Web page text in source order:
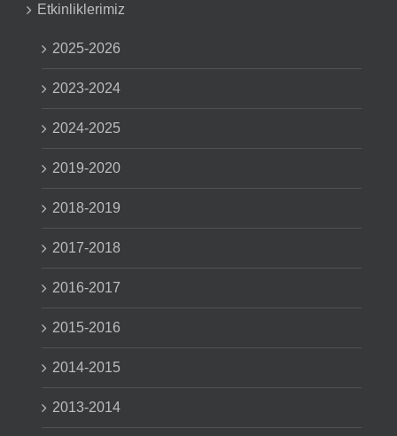
Etkinliklerimiz
2025-2026
2023-2024
2024-2025
2019-2020
2018-2019
2017-2018
2016-2017
2015-2016
2014-2015
2013-2014